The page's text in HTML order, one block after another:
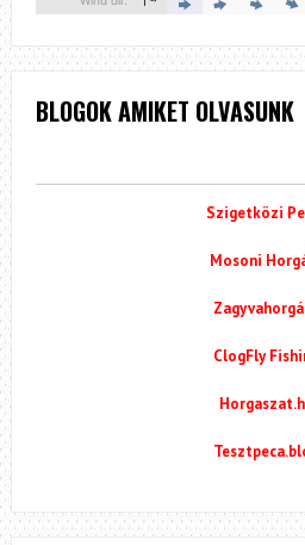
BLOGOK AMIKET OLVASUNK
Szigetközi
Mosoni
ClogFly